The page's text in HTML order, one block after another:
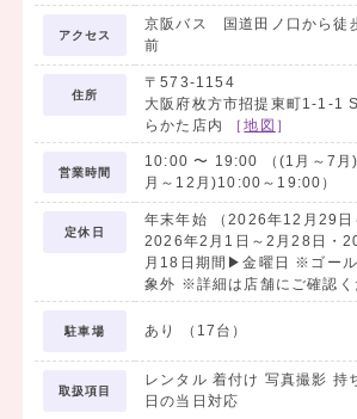
ベーシックな古典柄まで豊富なデザイ
♥ 着物と袴の組み
由！
♥ 古典柄～トレン
富なラインナップ
♥ 全国取り寄せ
♥ 当日のお支度
♥ おしゃれなフォ
♥ 返却も郵送でラ
などなど、おすすめポイントが
アクセス
京阪バス 国道田ノ口から徒
前
住所
〒573-1154
大阪府枚方市招提東町1-1-1
らかた店内
［地図 ］
営業時間
10:00 〜 19:00
（(1月～7
月～12月)10:00～19:00）
定休日
年末年始 （2026年12月29日
2026年2月1日～2月28日・
月18日期間▶金曜日 ※ゴール
象外 ※詳細は店舗にご確認く
駐車場 あり （17台）
取扱項目
レンタル 着付け 写真撮影 持
日の当日対応